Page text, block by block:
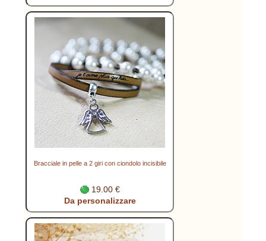
Bracciale in pelle a 2 giri con ciondolo incisibile
19.00 €
Da personalizzare